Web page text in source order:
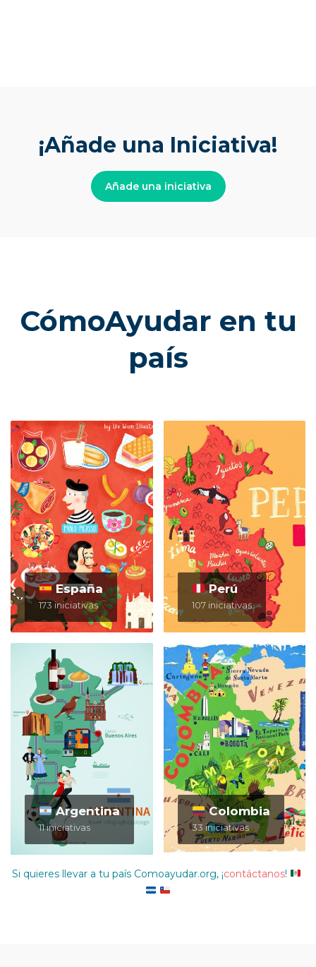
¡Añade una Iniciativa!
Añade una iniciativa
CómoAyudar en tu
país
España
173 iniciativas
Perú
107 iniciativas
Argentina
11 iniciativas
Colombia
33 iniciativas
Si quieres llevar a tu país Comoayudar.org, ¡contáctanos!